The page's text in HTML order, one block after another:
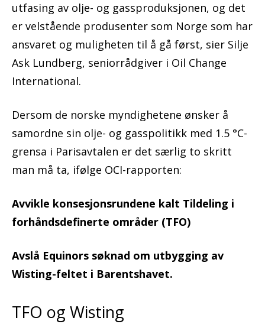
utfasing av olje- og gassproduksjonen, og det
er velstående produsenter som Norge som har
ansvaret og muligheten til å gå først, sier Silje
Ask Lundberg, seniorrådgiver i Oil Change
International.
Dersom de norske myndighetene ønsker å
samordne sin olje- og gasspolitikk med 1.5 °C-
grensa i Parisavtalen er det særlig to skritt
man må ta, ifølge OCI-rapporten:
Avvikle konsesjonsrundene kalt Tildeling i
forhåndsdefinerte områder (TFO)
Avslå Equinors søknad om utbygging av
Wisting-feltet i Barentshavet.
TFO og Wisting